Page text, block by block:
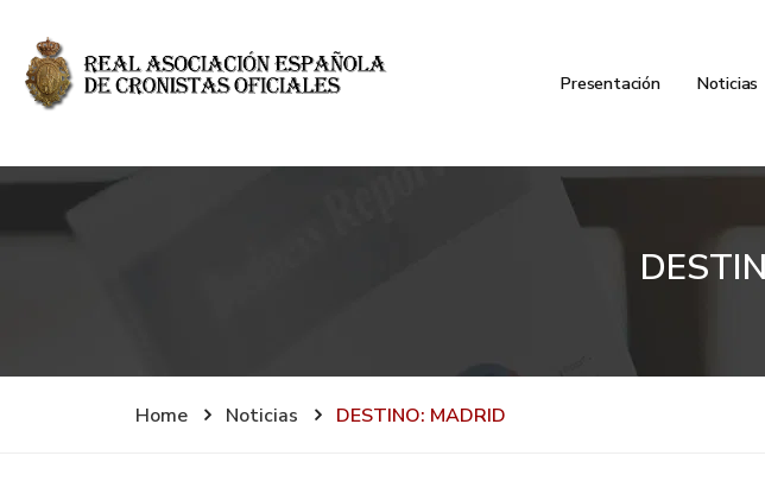
Presentación Noticias
Home Noticias DESTINO: MADRID